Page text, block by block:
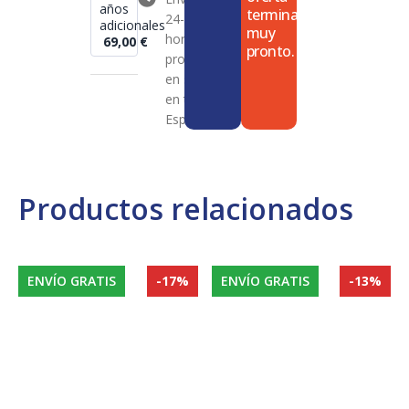
Productos relacionados
ENVÍO GRATIS -17% ENVÍO GRATIS -13%
años
adicionales
69,00 €
24-72
horas en
productos
en stock
en toda
España
termina
muy
pronto.